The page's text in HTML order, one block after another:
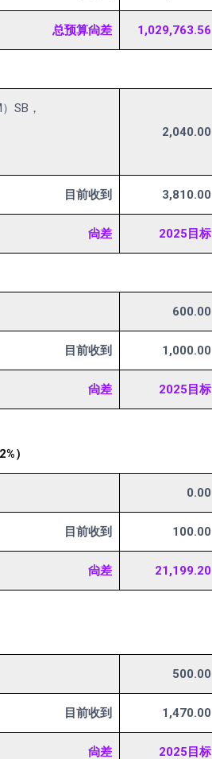
总预算尙差 1,029,763.56
SB，
2,040.00
目前收到 3,810.00
尙差 2025目标
600.00
目前收到 1,000.00
尙差 2025目标
）
0.00
目前收到 100.00
尙差 21,199.20
500.00
目前收到 1,470.00
尙差 2025目标